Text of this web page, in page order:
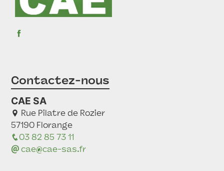
Contactez-nous
CAE SA
Rue Pilatre de Rozier
57190 Florange
03 82 85 73 11
cae@cae-sas.fr